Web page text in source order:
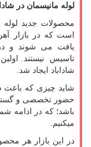
لوله مانیسمان در
محصولات جدید لوله
است که در بازار
یافت می شوند و در
تاسیس نیستند.
شاداباد ایجاد شد.
شاید چیزی که باعث
حضور تخصصی و
باشد؛ که در ادامه
میکنیم.
در این بازار هر